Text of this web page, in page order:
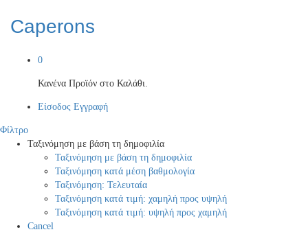
Caperons
0
Κανένα Προϊόν στο Καλάθι.
Είσοδος Εγγραφή
Φίλτρο
Ταξινόμηση με βάση τη δημοφιλία
Ταξινόμηση με βάση τη δημοφιλία
Ταξινόμηση κατά μέση βαθμολογία
Ταξινόμηση: Τελευταία
Ταξινόμηση κατά τιμή: χαμηλή προς υψηλή
Ταξινόμηση κατά τιμή: υψηλή προς χαμηλή
Cancel